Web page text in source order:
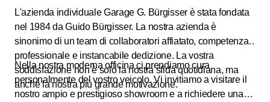
L'azienda individuale Garage G. Bürgisser è stata fondata
nel 1984 da Guido Bürgisser. La nostra azienda è
sinonimo di un team di collaboratori affiatato, competenza
professionale e instancabile dedizione. La vostra
soddisfazione non è solo la nostra sfida quotidiana, ma
anche la nostra più grande motivazione.
Nella nostra moderna officina ci prendiamo cura
personalmente del vostro veicolo. Vi invitiamo a visitare il
nostro ampio e prestigioso showroom e a richiedere una